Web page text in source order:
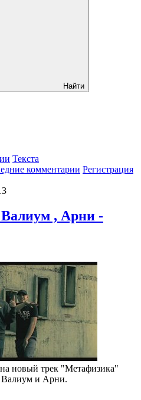
Найти
Текста
комментарии Регистрация
, Арни -
новый трек "Метафизика"
Валиум и Арни.